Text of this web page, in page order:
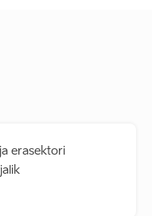
erasektori